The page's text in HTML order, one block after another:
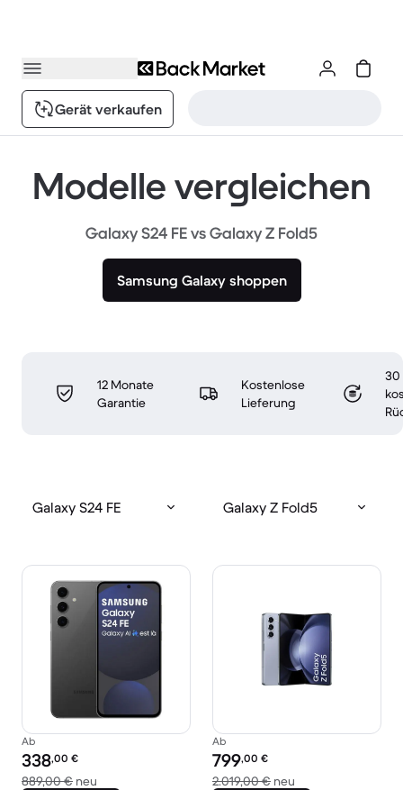
Gerät verkaufen
Modelle vergleichen
Galaxy S24 FE vs Galaxy Z Fold5
Samsung Galaxy shoppen
12 Monate
Garantie
Kostenlose
Lieferung
30
Galaxy S24 FE Galaxy Z Fold5
Ab
Preis des erneuerten Produkts:
338,00 €
889,00 € neu Im Vergleich zum Neupreis von 889,00 €
Ab
Preis des erneuerten Produkts:
799,00 €
2.019,00 € neu